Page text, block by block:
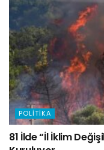
POLITIKA
81 İlde “İl İklim